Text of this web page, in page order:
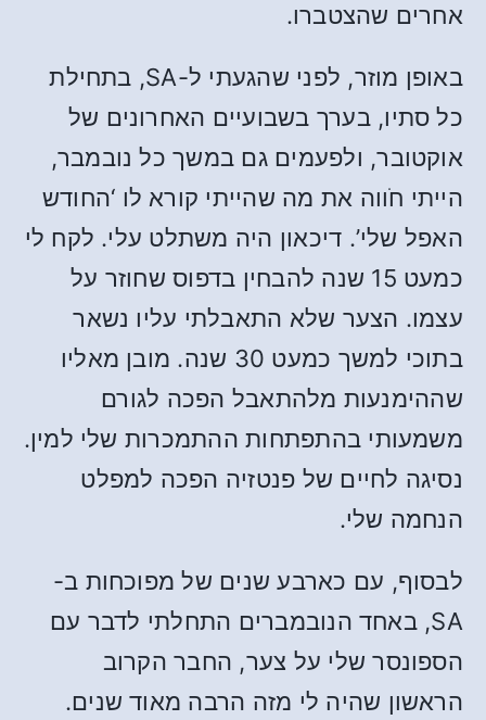
אחרים שהצטברו.
באופן מוזר, לפני שהגעתי ל-SA, בתחילת
כל סתיו, בערך בשבועיים האחרונים של
אוקטובר, ולפעמים גם במשך כל נובמבר,
הייתי חֹווה את מה שהייתי קורא לו ‘החודש
האפל שלי’. דיכאון היה משתלט עלי. לקח לי
כמעט 15 שנה להבחין בדפוס שחוזר על
עצמו. הצער שלא התאבלתי עליו נשאר
בתוכי למשך כמעט 30 שנה. מובן מאליו
שההימנעות מלהתאבל הפכה לגורם
משמעותי בהתפתחות ההתמכרות שלי למין.
נסיגה לחיים של פנטזיה הפכה למפלט
הנחמה שלי.
לבסוף, עם כארבע שנים של מפוכחות ב-
SA, באחד הנובמברים התחלתי לדבר עם
הספונסר שלי על צער, החבר הקרוב
הראשון שהיה לי מזה הרבה מאוד שנים.